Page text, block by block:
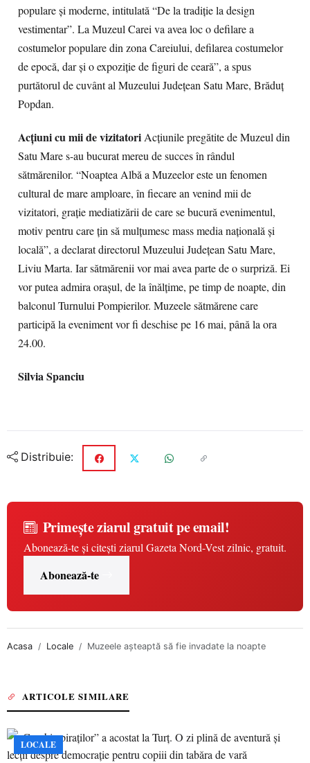
populare şi moderne, intitulată “De la tradiţie la design
vestimentar”. La Muzeul Carei va avea loc o defilare a
costumelor populare din zona Careiului, defilarea costumelor
de epocă, dar şi o expoziţie de figuri de ceară”, a spus
purtătorul de cuvânt al Muzeului Județean Satu Mare, Brăduţ
Popdan.
Acţiuni cu mii de vizitatoriAcțiunile pregătite de Muzeul din
Satu Mare s-au bucurat mereu de succes în rândul
sătmărenilor. “Noaptea Albă a Muzeelor este un fenomen
cultural de mare amploare, în fiecare an venind mii de
vizitatori, graţie mediatizării de care se bucură evenimentul,
motiv pentru care ţin să mulţumesc mass media naţională şi
locală”, a declarat directorul Muzeului Județean Satu Mare,
Liviu Marta. Iar sătmărenii vor mai avea parte de o surpriză. Ei
vor putea admira orașul, de la înălțime, pe timp de noapte, din
balconul Turnului Pompierilor. Muzeele sătmărene care
participă la eveniment vor fi deschise pe 16 mai, până la ora
24.00.
Silvia Spanciu
Distribuie:
Primește ziarul gratuit pe email!
Abonează-te și citești ziarul Gazeta Nord-Vest zilnic, gratuit.
Abonează-te
Acasa Locale Muzeele aşteaptă să fie invadate la noapte
ARTICOLE SIMILARE
LOCALE